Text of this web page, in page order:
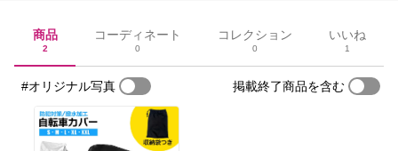
商品
2
コーディネート
0
コレクション
0
いいね
1
#オリジナル写真 掲載終了商品を含む